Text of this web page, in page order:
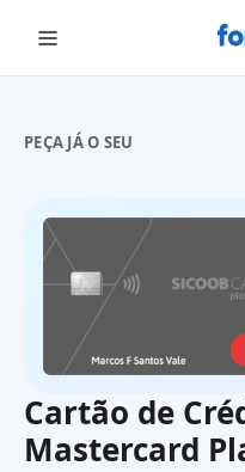
PEÇA JÁ O SEU
Cartão de
Mastercard